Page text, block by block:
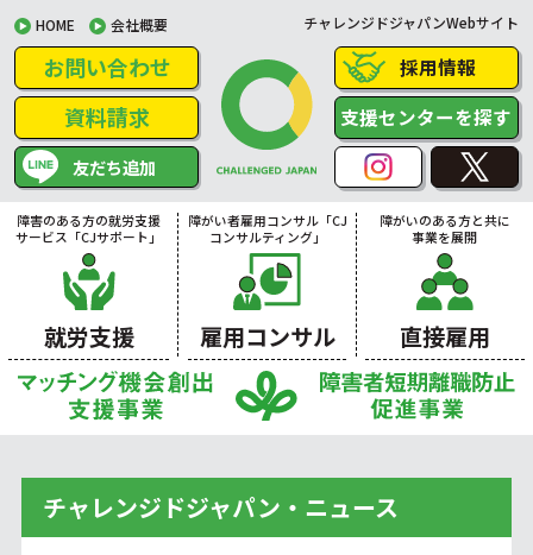
HOME 会社概要 チャレンジドジャパンWebサイト
お問い合わせ
資料請求
友だち追加
採用情報
支援センターを探す
障害のある方の就労支援
サービス「CJサポート」
就労支援
障がい者雇用コンサル「CJ
コンサルティング」
雇用コンサル
障がいのある方と共に
事業を展開
直接雇用
チャレンジドジャパン・ニュース